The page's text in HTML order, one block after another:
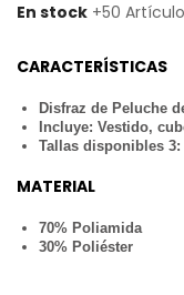
En stock +50
CARACTERÍSTICAS
Disfraz de Peluche
Incluye: Vestido,
Tallas disponibles 3:
MATERIAL
70% Poliamida
30% Poliéster